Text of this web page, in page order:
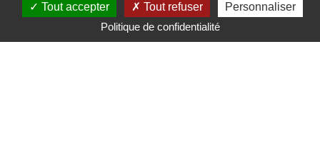
Nos magasins
Tout accepter
Tout refuser
Personnaliser
Politique de confidentialité